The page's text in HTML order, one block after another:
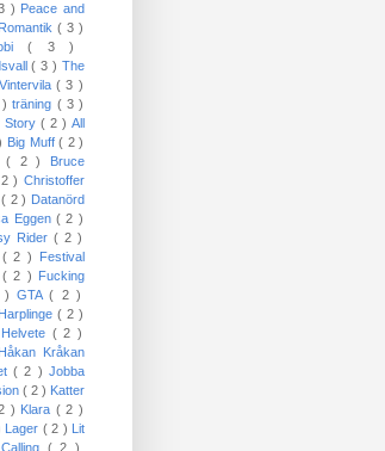
) Peace and
Romantik ( 3 )
( 3 )
( 3 ) The
Vintervila ( 3 )
)träning ( 3 )
Story( 2 )All
Big Muff( 2 )
( 2 ) Bruce
) Christoffer
( 2 ) Datanörd
Eggen( 2 )
Rider( 2 )
( 2 ) Festival
( 2 ) Fucking
) GTA( 2 )
Harplinge ( 2 )
Helvete ( 2 )
Håkan Kråkan
( 2 ) Jobba
( 2 ) Katter
) Klara ( 2 )
Lager ( 2 ) Lit
( 2 )